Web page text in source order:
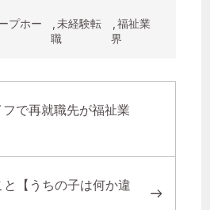
プホー
未経験転
職
福祉業
界
で再就職先が福祉業
【うちの子は何か違